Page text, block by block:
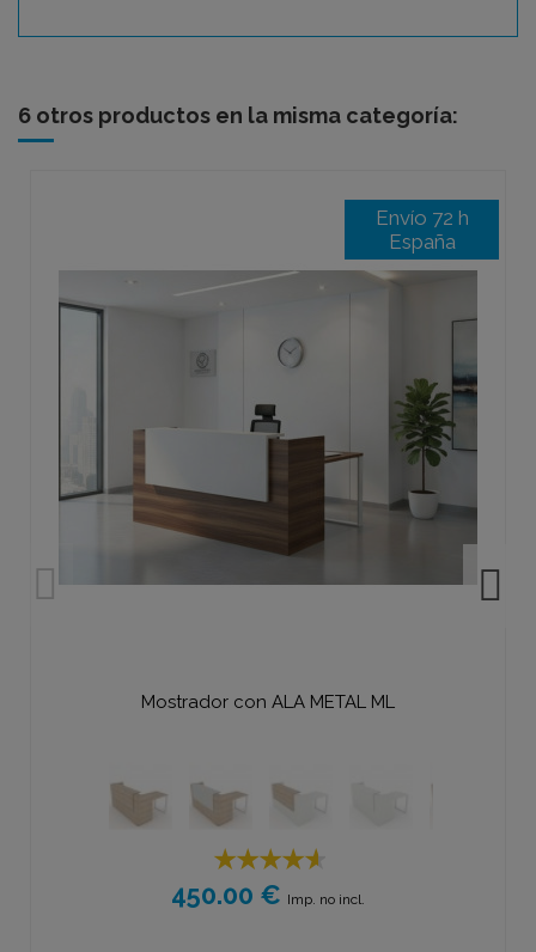
6 otros productos en la misma categoría:
Envío 72 h
España
Mostrador con ALA METAL ML
450.00 € Imp. no incl.